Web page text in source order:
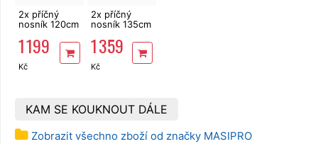
2x příčný
nosník 120cm
hliníkový
ALU-TOP
TÜV
Compass
1 199
Kč
2x příčný
nosník 135cm
hliníkový
ALU-TOP
TÜV
Compass
1 359
Kč
KAM SE KOUKNOUT DÁLE
Zobrazit všechno zboží od značky MASIPRO